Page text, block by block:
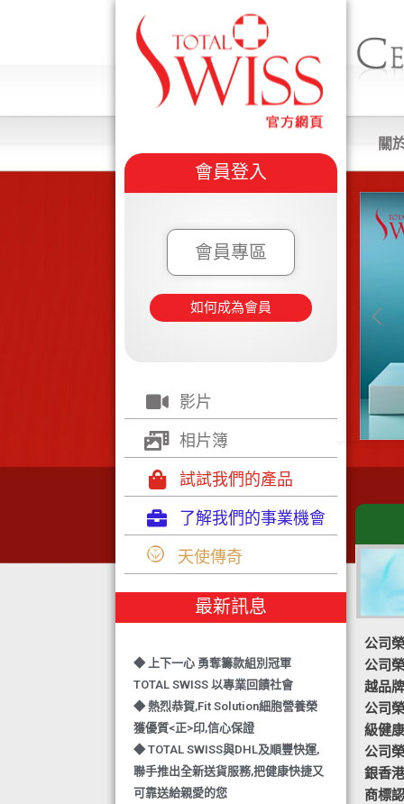
會員登入
會員專區
如何成為會員
影片
相片簿
試試我們的產品
了解我們的事業機會
天使傳奇
最新訊息
◆ TOTAL SWISS 勇奪 亞洲知識管理
學院 3項殊榮
◆ 熱烈恭賀-TOTAL SWISS 1日連奪2
獎,中銀香港環保優秀企業證書及星級
◆ 上下一心 勇奪籌款組別冠軍
TOTAL SWISS 以專業回饋社會
◆ 熱烈恭賀,Fit Solution細胞營養榮
獲優質<正>印,信心保證
◆ TOTAL SWISS與DHL及順豐快運,
聯手推出全新送貨服務,把健康快捷又
可靠送給親愛的您
關
公司
公司
越品
公司
級健
公司
銀香
商標